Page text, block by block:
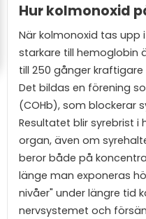
Hur kolmonoxid
När kolmonoxid tas upp
starkare till hemoglobin
till 250 gånger
Det bildas en förening
(COHb), som blockerar
Resultatet blir syrebrist i
organ, även om
beror både på
länge man exponeras
nivåer" under längre tid
nervsystemet och